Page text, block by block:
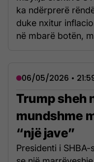
ka ndërprerë
duke nxitur
në mbarë botën,
06/05/2026 •
Trump sheh
mundshme
“një jave”
Presidenti i